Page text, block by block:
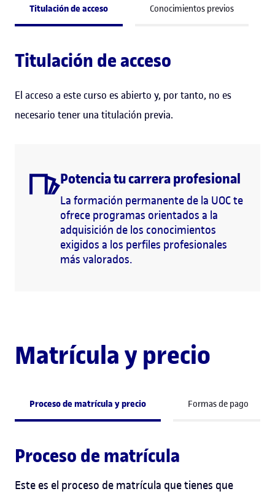
Titulación de acceso Conocimientos previos
Titulación de acceso
El acceso a este curso es abierto y, por tanto, no es
necesario tener una titulación previa.
Potencia tu carrera profesional
La formación permanente de la UOC te
ofrece programas orientados a la
adquisición de los conocimientos
exigidos a los perfiles profesionales
más valorados.
Matrícula y precio
Proceso de matrícula y precio Formas de pago
Proceso de matrícula
Este es el proceso de matrícula que tienes que